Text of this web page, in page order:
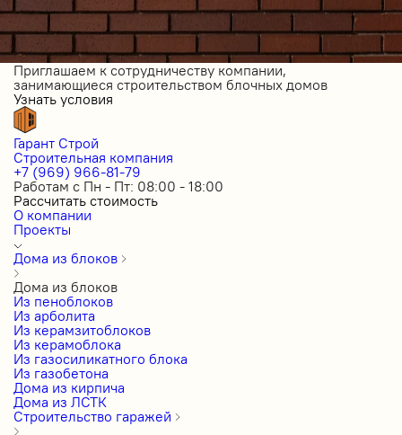
Приглашаем к сотрудничеству компании,
занимающиеся строительством блочных домов
Узнать условия
Гарант Строй
Строительная компания
+7 (969) 966-81-79
Работам с Пн - Пт: 08:00 - 18:00
Рассчитать стоимость
О компании
Проекты
Дома из блоков
Дома из блоков
Из пеноблоков
Из арболита
Из керамзитоблоков
Из керамоблока
Из газосиликатного блока
Из газобетона
Дома из кирпича
Дома из ЛСТК
Строительство гаражей